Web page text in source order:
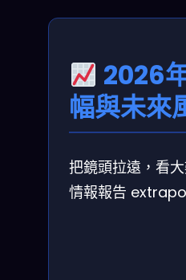
2026
幅與未來
把鏡頭拉遠，看
情報報告